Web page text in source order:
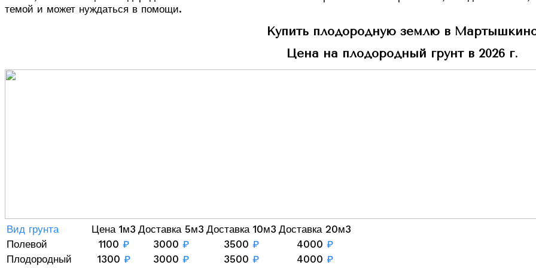
темой и может нуждаться в помощи.
Купить плодородную землю в
Цена на плодородный грунт в 2026 г.
Вид грунта Цена 1м3 Доставка 5м3 Доставка 10м3 Доставка 20м3
Полевой
1100 ₽ 3000 ₽ 3500 ₽ 4000 ₽
Плодородный
1300 ₽ 3000 ₽ 3500 ₽ 4000 ₽